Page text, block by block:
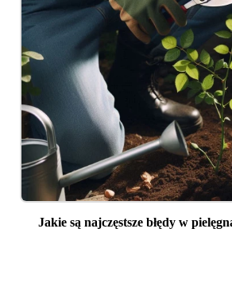
Jakie są najczęstsze błędy w